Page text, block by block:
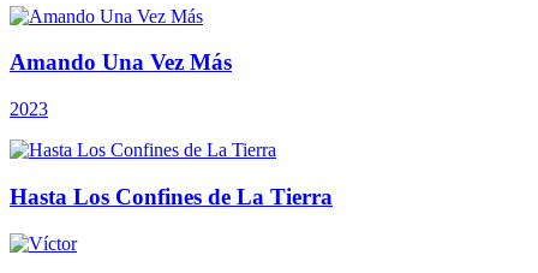
Amando Una Vez Más
2023
Hasta Los Confines de La Tierra